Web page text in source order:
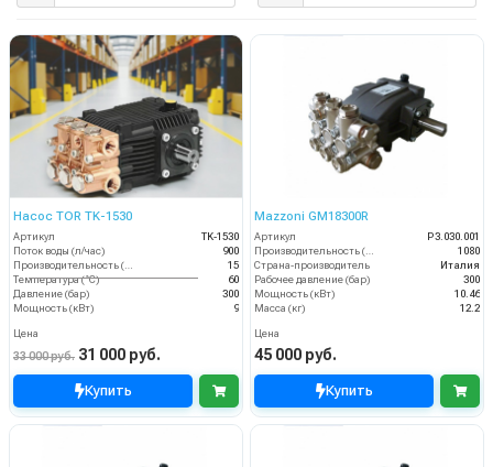
Насос TOR TK-1530
Артикул
TK-1530
Поток воды (л/час)
900
15
Температура (°C)
60
Давление (бар)
300
Мощность (кВт)
9
Цена
33 000 руб. 31 000 руб.
Купить
Mazzoni GM18300R
Артикул
P3.030.001
1080
Страна-производитель
Италия
Рабочее давление (бар)
300
Мощность (кВт)
10.46
Масса (кг)
12.2
Цена
45 000 руб.
Купить